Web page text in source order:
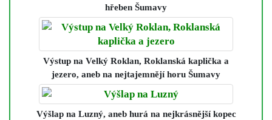
hřeben Šumavy
Výstup na Velký Roklan, Roklanská kaplička a
jezero, aneb na nejtajemnějí horu Šumavy
Výšlap na Luzný, aneb hurá na nejkrásnější kopec